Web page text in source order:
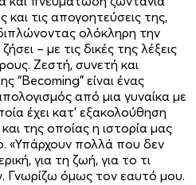
και τις απογοητεύσεις της,
ολόκληρη την
– με τις δικές της λέξεις
Ζεστή, συνετή και
“Becoming” είναι ένας
από μια γυναίκα με
έχει κατ' εξακολούθηση
της οποίας η ιστορία μας
«Υπάρχουν πολλά που δεν
για τη ζωή, για το τι
Γνωρίζω όμως τον εαυτό μου.